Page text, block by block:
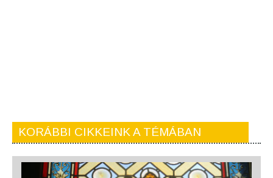
KORÁBBI CIKKEINK A TÉMÁBAN